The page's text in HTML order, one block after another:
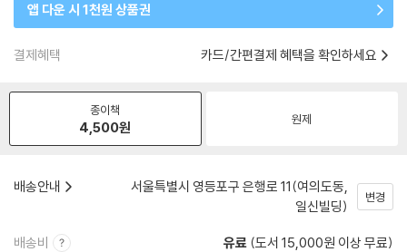
앱 다운 시 1천원 상품권
결제혜택 카드/간편결제 혜택을 확인하세요
종이책
4,500원 원제
배송안내
서울특별시 영등포구 은행로 11(여의도동,
일신빌딩)
변경
배송비 유료 (도서 15,000원 이상 무료)